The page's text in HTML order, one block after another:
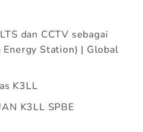
dan CCTV sebagai
Energy Station) | Global
K3LL
K3LL SPBE